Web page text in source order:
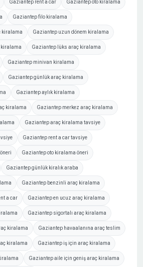
Gaziantep rent a car Gaziantep oto kiralama
Gaziantep filo kiralama
kiralama Gaziantep uzun dönem kiralama
kiralama Gaziantep lüks araç kiralama
Gaziantep minivan kiralama
Gaziantep günlük araç kiralama
Gaziantep aylık kiralama
kiralama Gaziantep merkez araç kiralama
Gaziantep araç kiralama tavsiye
Gaziantep rent a car tavsiye
Gaziantep oto kiralama öneri
Gaziantep günlük kiralık araba
Gaziantep benzinli araç kiralama
a car Gaziantep en ucuz araç kiralama
Gaziantep sigortalı araç kiralama
kiralama Gaziantep havaalanına araç teslim
kiralama Gaziantep iş için araç kiralama
Gaziantep aile için geniş araç kiralama